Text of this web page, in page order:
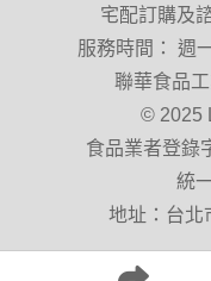
全聯 海苔細 無
蜜汁腰果
全素卡迪那 薯條
全聯 壽司海苔
卡廸那95℃薯
宅配訂購及
服務時間 ：
週
聯華食品
© 2025
食品業者登錄
統
地址：台北